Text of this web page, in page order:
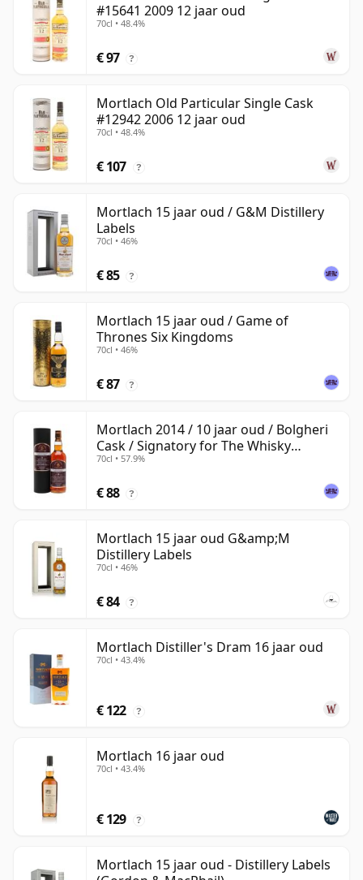
#15641 2009 12 jaar oud
70cl • 48.4%
€ 97 ?
Mortlach Old Particular Single Cask
#12942 2006 12 jaar oud
70cl • 48.4%
€ 107 ?
Mortlach 15 jaar oud / G&M Distillery
Labels
70cl • 46%
€ 85 ?
Mortlach 15 jaar oud / Game of
Thrones Six Kingdoms
70cl • 46%
€ 87 ?
Mortlach 2014 / 10 jaar oud / Bolgheri
Cask / Signatory for The Whisky
Exchange
70cl • 57.9%
€ 88 ?
Mortlach 15 jaar oud G&amp;M
Distillery Labels
70cl • 46%
€ 84 ?
Mortlach Distiller's Dram 16 jaar oud
70cl • 43.4%
€ 122 ?
Mortlach 16 jaar oud
70cl • 43.4%
€ 129 ?
Mortlach 15 jaar oud - Distillery Labels